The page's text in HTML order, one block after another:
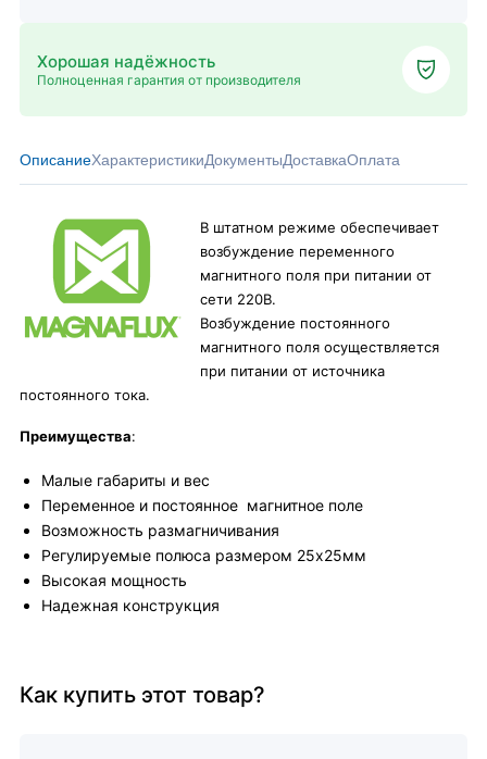
Хорошая надёжность
Полноценная гарантия от производителя
ОписаниеХарактеристикиДокументыДоставкаОплата
В штатном режиме обеспечивает
возбуждение переменного
магнитного поля при питании от
сети 220В.
Возбуждение постоянного
магнитного поля осуществляется
при питании от источника
постоянного тока.
Преимущества:
Малые габариты и вес
Переменное и постоянное магнитное поле
Возможность размагничивания
Регулируемые полюса размером 25х25мм
Высокая мощность
Надежная конструкция
Как купить этот товар?